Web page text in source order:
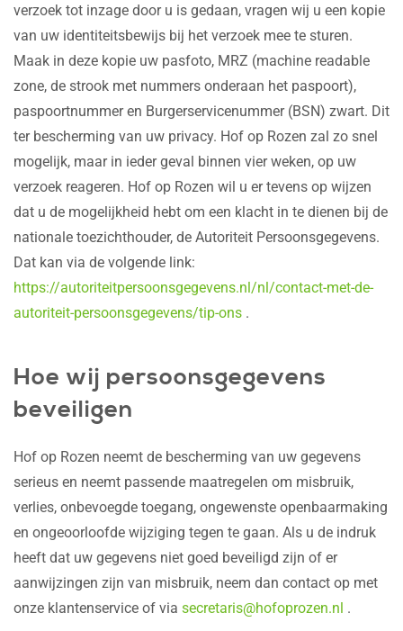
verzoek tot inzage door u is gedaan, vragen wij u een kopie
van uw identiteitsbewijs bij het verzoek mee te sturen.
Maak in deze kopie uw pasfoto, MRZ (machine readable
zone, de strook met nummers onderaan het paspoort),
paspoortnummer en Burgerservicenummer (BSN) zwart. Dit
ter bescherming van uw privacy. Hof op Rozen zal zo snel
mogelijk, maar in ieder geval binnen vier weken, op uw
verzoek reageren. Hof op Rozen wil u er tevens op wijzen
dat u de mogelijkheid hebt om een klacht in te dienen bij de
nationale toezichthouder, de Autoriteit Persoonsgegevens.
Dat kan via de volgende link:
https://autoriteitpersoonsgegevens.nl/nl/contact-met-de-
autoriteit-persoonsgegevens/tip-ons .
Hoe wij persoonsgegevens
beveiligen
Hof op Rozen neemt de bescherming van uw gegevens
serieus en neemt passende maatregelen om misbruik,
verlies, onbevoegde toegang, ongewenste openbaarmaking
en ongeoorloofde wijziging tegen te gaan. Als u de indruk
heeft dat uw gegevens niet goed beveiligd zijn of er
aanwijzingen zijn van misbruik, neem dan contact op met
onze klantenservice of via secretaris@hofoprozen.nl .